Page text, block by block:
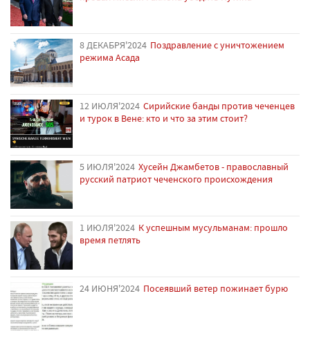
8 ДЕКАБРЯ'2024 Поздравление с уничтожением
режима Асада
12 ИЮЛЯ'2024 Сирийские банды против чеченцев
и турок в Вене: кто и что за этим стоит?
5 ИЮЛЯ'2024 Хусейн Джамбетов - православный
русский патриот чеченского происхождения
1 ИЮЛЯ'2024 К успешным мусульманам: прошло
время петлять
24 ИЮНЯ'2024 Посеявший ветер пожинает бурю